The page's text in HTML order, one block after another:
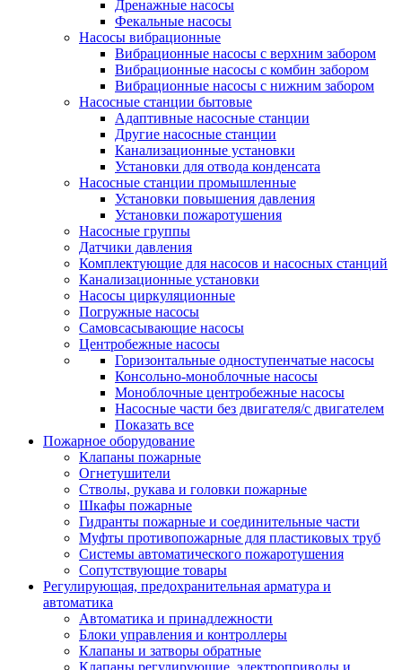
Дренажные насосы
Фекальные насосы
Насосы вибрационные
Вибрационные насосы с верхним забором
Вибрационные насосы с комбин забором
Вибрационные насосы с нижним забором
Насосные станции бытовые
Адаптивные насосные станции
Другие насосные станции
Канализационные установки
Установки для отвода конденсата
Насосные станции промышленные
Установки повышения давления
Установки пожаротушения
Насосные группы
Датчики давления
Комплектующие для насосов и насосных станций
Канализационные установки
Насосы циркуляционные
Погружные насосы
Самовсасывающие насосы
Центробежные насосы
Горизонтальные одноступенчатые насосы
Консольно-моноблочные насосы
Моноблочные центробежные насосы
Насосные части без двигателя/с двигателем
Показать все
Пожарное оборудование
Клапаны пожарные
Огнетушители
Стволы, рукава и головки пожарные
Шкафы пожарные
Гидранты пожарные и соединительные части
Муфты противопожарные для пластиковых труб
Системы автоматического пожаротушения
Сопутствующие товары
Регулирующая, предохранительная арматура и
автоматика
Автоматика и принадлежности
Блоки управления и контроллеры
Клапаны и затворы обратные
Клапаны регулирующие, электроприводы и